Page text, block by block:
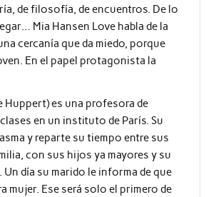
de filosofía, de encuentros. De lo
Mia Hansen Love habla de la
cercanía que da miedo, porque
En el papel protagonista la
Huppert) es una profesora de
en un instituto de París. Su
y reparte su tiempo entre sus
con sus hijos ya mayores y su
Un día su marido le informa de que
mujer. Ese será solo el primero de